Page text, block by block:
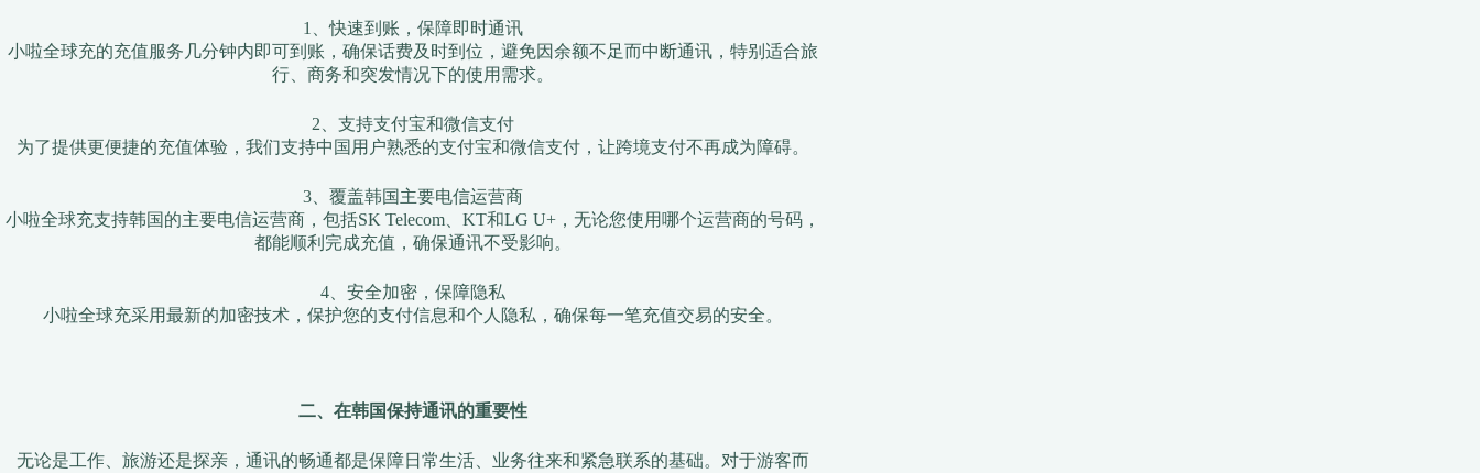
1、快速到账，保障即时通讯
小啦全球充的充值服务几分钟内即可到账，确保话费及时到位，避免因余额不足而中断通讯，特别适合旅
行、商务和突发情况下的使用需求。
2、支持支付宝和微信支付
为了提供更便捷的充值体验，我们支持中国用户熟悉的支付宝和微信支付，让跨境支付不再成为障碍。
3、覆盖韩国主要电信运营商
小啦全球充支持韩国的主要电信运营商，包括SK Telecom、KT和LG U+，无论您使用哪个运营商的号码，
都能顺利完成充值，确保通讯不受影响。
4、安全加密，保障隐私
小啦全球充采用最新的加密技术，保护您的支付信息和个人隐私，确保每一笔充值交易的安全。
二、在韩国保持通讯的重要性
无论是工作、旅游还是探亲，通讯的畅通都是保障日常生活、业务往来和紧急联系的基础。对于游客而